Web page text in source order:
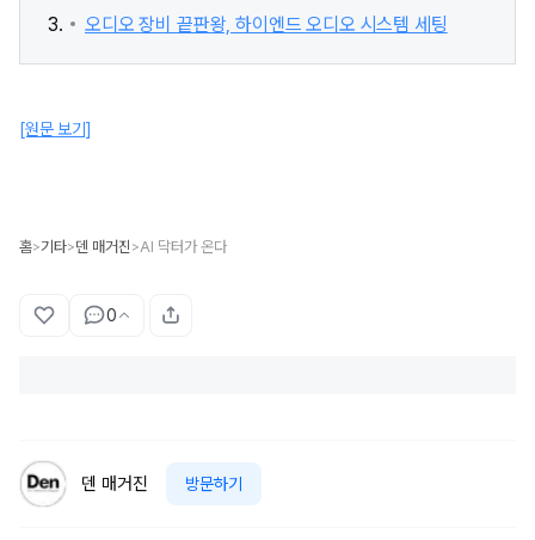
오디오 장비 끝판왕, 하이엔드 오디오 시스템 세팅
[원문 보기]
홈>기타>덴 매거진 >AI 닥터가 온다
0
덴 매거진 방문하기